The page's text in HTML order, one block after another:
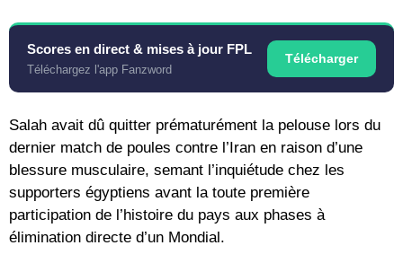
Scores en direct & mises à jour FPL
Téléchargez l'app Fanzword
Télécharger
Salah avait dû quitter prématurément la pelouse lors du
dernier match de poules contre l’Iran en raison d’une
blessure musculaire, semant l’inquiétude chez les
supporters égyptiens avant la toute première
participation de l’histoire du pays aux phases à
élimination directe d’un Mondial.